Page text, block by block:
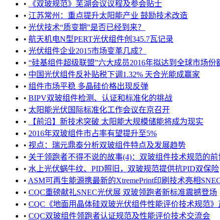
•
《双玻规范》芜湖会议议程及参会贴士
• 江苏常州：重点提升太阳能产业 鼓励技术改造
• 光伏技术“质变期”是否已经到来？
• 航天机电N型PERT光伏组件创345.7瓦记录
• 光伏组件企业2015市场变革几成？
• “硅基组件超级联盟”六大成员2016年拟达到全球市场份
• 中国光伏组件反补贴税下调1.32% 天合光能成赢家
• 组件市场平稳 多晶硅价格出现反弹
• BIPV双玻组件检测、认证和标准化的挑战
• 太阳能光伏国际标准化工作会议在京召开
•
【前沿】新技术突破 太阳能大规模储能将成为现实
• 2016年双玻组件市占率有望提升至5%
• 视点：瑞元鼎泰分析双玻组件特点及发展趋势
• 关于领跑者不得不说的故事(4)：双玻组件技术规范的前
• 水上光伏蜗牛纹、PID照旧，双玻规范提供抗PID双保险
• ASM可再生能源携最新的XtremePrint印刷技术亮相
• CQC重磅献礼SNEC光伏展 双玻领跑者新标准震撼登场
• CQC《地面用晶体硅双玻光伏组件性能评价技术规范》
• CQC双玻组件领跑者认证规范及性能评价技术交流会